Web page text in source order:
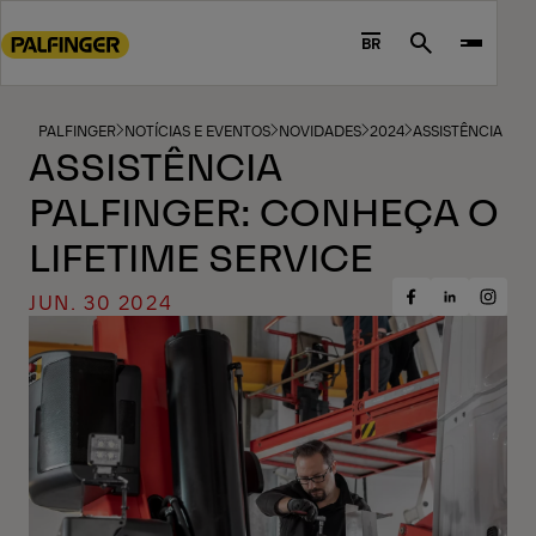
to
footer
content
BR Search
PALFINGER NOTÍCIAS E EVENTOS NOVIDADES 2024 ASSISTÊNCIA
ASSISTÊNCIA
PALFINGER: CONHEÇA O
LIFETIME SERVICE
JUN. 30 2024
Share
on
Facebook
Share
on
Share